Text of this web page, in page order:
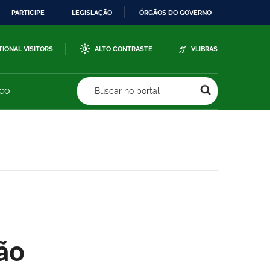
PARTICIPE LEGISLAÇÃO ÓRGÃOS DO GOVERNO
VISITORS ALTO CONTRASTE VLIBRAS
Buscar no portal